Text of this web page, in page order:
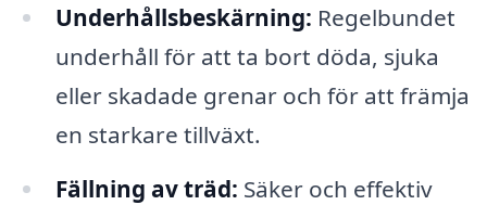
Underhållsbeskärning: Regelbundet
underhåll för att ta bort döda, sjuka
eller skadade grenar och för att främja
en starkare tillväxt.
Fällning av träd: Säker och effektiv